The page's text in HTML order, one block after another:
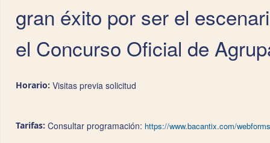
gran éxito por ser el
el Concurso Oficial de
Horario: Visitas previa solicitud
Tarifas: Consultar programación: https://www.bacantix.com/